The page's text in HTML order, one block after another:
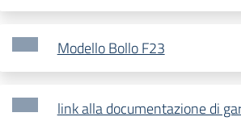
Modello Bollo F23
link alla documentazione di